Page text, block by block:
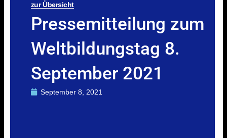
zur Übersicht
Pressemitteilung zum
Weltbildungstag 8.
September 2021
September 8, 2021